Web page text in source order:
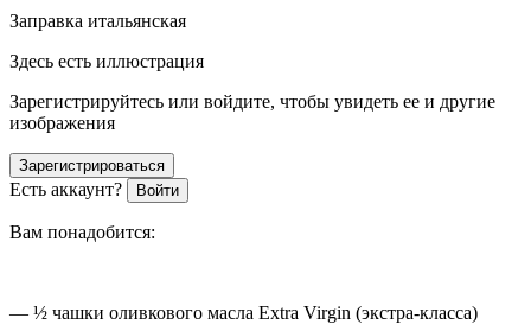
Заправка итальянская
Здесь есть иллюстрация
Зарегистрируйтесь или войдите, чтобы увидеть ее и другие
изображения
Зарегистрироваться
Есть аккаунт? Войти
Вам понадобится:
— ½ чашки оливкового масла Extra Virgin (экстра-класса)